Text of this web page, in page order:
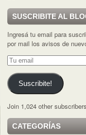
SUSCRIBITE AL
Ingresá tu email para
por mail los avisos de
Tu
email
Suscribite!
Join 1,024 other subscribers
CATEGORÍAS